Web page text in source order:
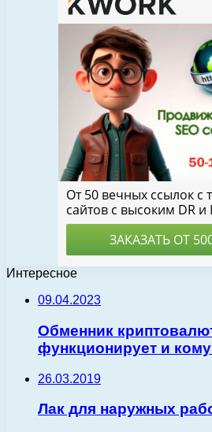
Интересное
09.04.2023
Обменник
функционирует и
26.03.2019
Лак для наружных